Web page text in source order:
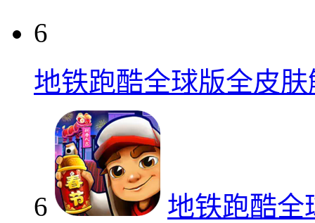
6
地铁跑酷全球版全皮
6
地铁跑酷全